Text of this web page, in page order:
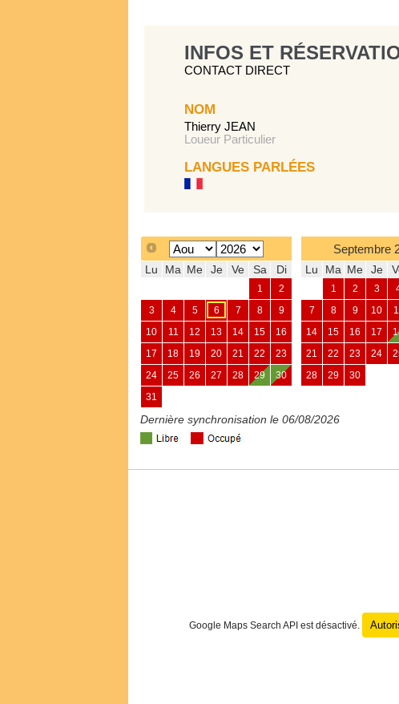
INFOS ET
CONTACT DIRECT
NOM
Thierry JEAN
Loueur Particulier
LANGUES PARLÉES
Lu Ma Me Je Ve Sa Di
1 2
3 4 5 6 7 8 9
10 11 12 13 14 15 16
17 18 19 20 21 22 23
24 25 26 27 28 29 30
31
Septembre
Lu Ma Me Je
1 2 3
7 8 9 10
14 15 16 17
21 22 23 24
28 29 30
Dernière synchronisation le 06/08/2026
Google Maps Search API est désactivé.